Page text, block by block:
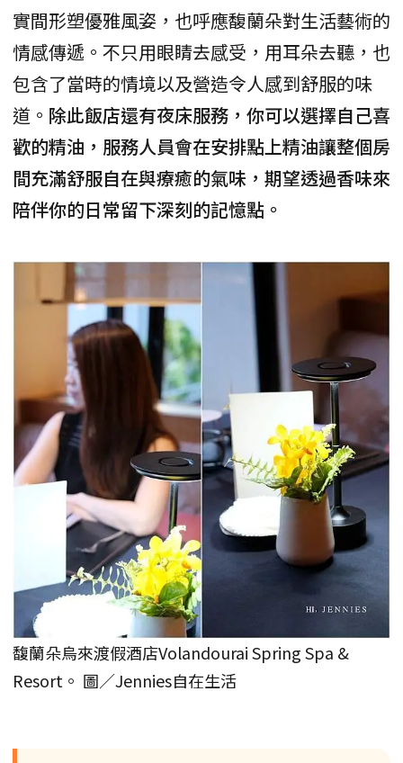
實間形塑優雅風姿，也呼應馥蘭朵對生活藝術的
情感傳遞。不只用眼睛去感受，用耳朵去聽，也
包含了當時的情境以及營造令人感到舒服的味
道。 除此飯店還有夜床服務，你可以選擇自己喜
歡的精油，服務人員會在安排點上精油讓整個房
間充滿舒服自在與療癒的氣味，期望透過香味來
陪伴你的日常留下深刻的記憶點。
馥蘭朵烏來渡假酒店Volandourai Spring Spa &
Resort。 圖／Jennies自在生活